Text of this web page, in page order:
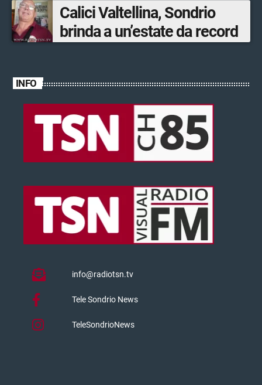
Calici Valtellina, Sondrio
brinda a un’estate da record
INFO
info@radiotsn.tv
Tele Sondrio News
TeleSondrioNews